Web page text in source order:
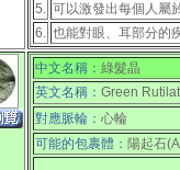
5. 可以激發出每個人屬
6. 也能對眼、耳部分的
中文名稱： 綠髮晶
英文名稱： Green
對應脈輪： 心輪
可能的包裹體： 陽起石